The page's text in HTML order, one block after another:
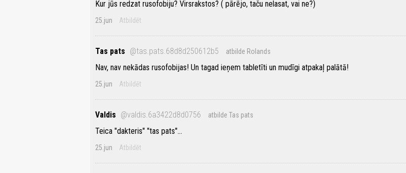
Kur jūs redzat rusofobiju? Virsrakstos? ( pārējo, taču nelasat, vai ne?)
25.jun Atbildēt
Tas pats @tas.pats.68d8d250612b5 atbilde Rolands
Nav, nav nekādas rusofobijas! Un tagad ieņem tabletīti un mudīgi atpakaļ palātā!
25.jun Atbildēt
Valdis @valdis.6a3422d8d0756 atbilde Tas pats
Teica "dakteris" "tas pats"...
25.jun Atbildēt